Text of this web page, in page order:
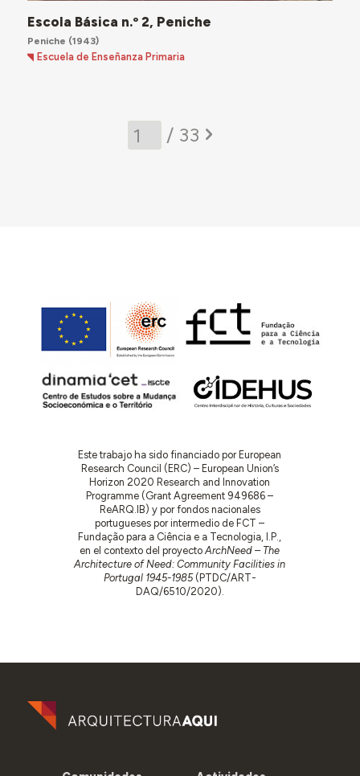
Escola Básica n.º 2, Peniche
Peniche (1943)
Escuela de Enseñanza Primaria
/ 33
Este trabajo ha sido financiado por European
Research Council (ERC) – European Union’s
Horizon 2020 Research and Innovation
Programme (Grant Agreement 949686 –
ReARQ.IB) y por fondos nacionales
portugueses por intermedio de FCT –
Fundação para a Ciência e a Tecnologia, I.P.,
en el contexto del proyectoArchNeed – The
Architecture of Need: Community Facilities in
Portugal 1945-1985(PTDC/ART-
DAQ/6510/2020).